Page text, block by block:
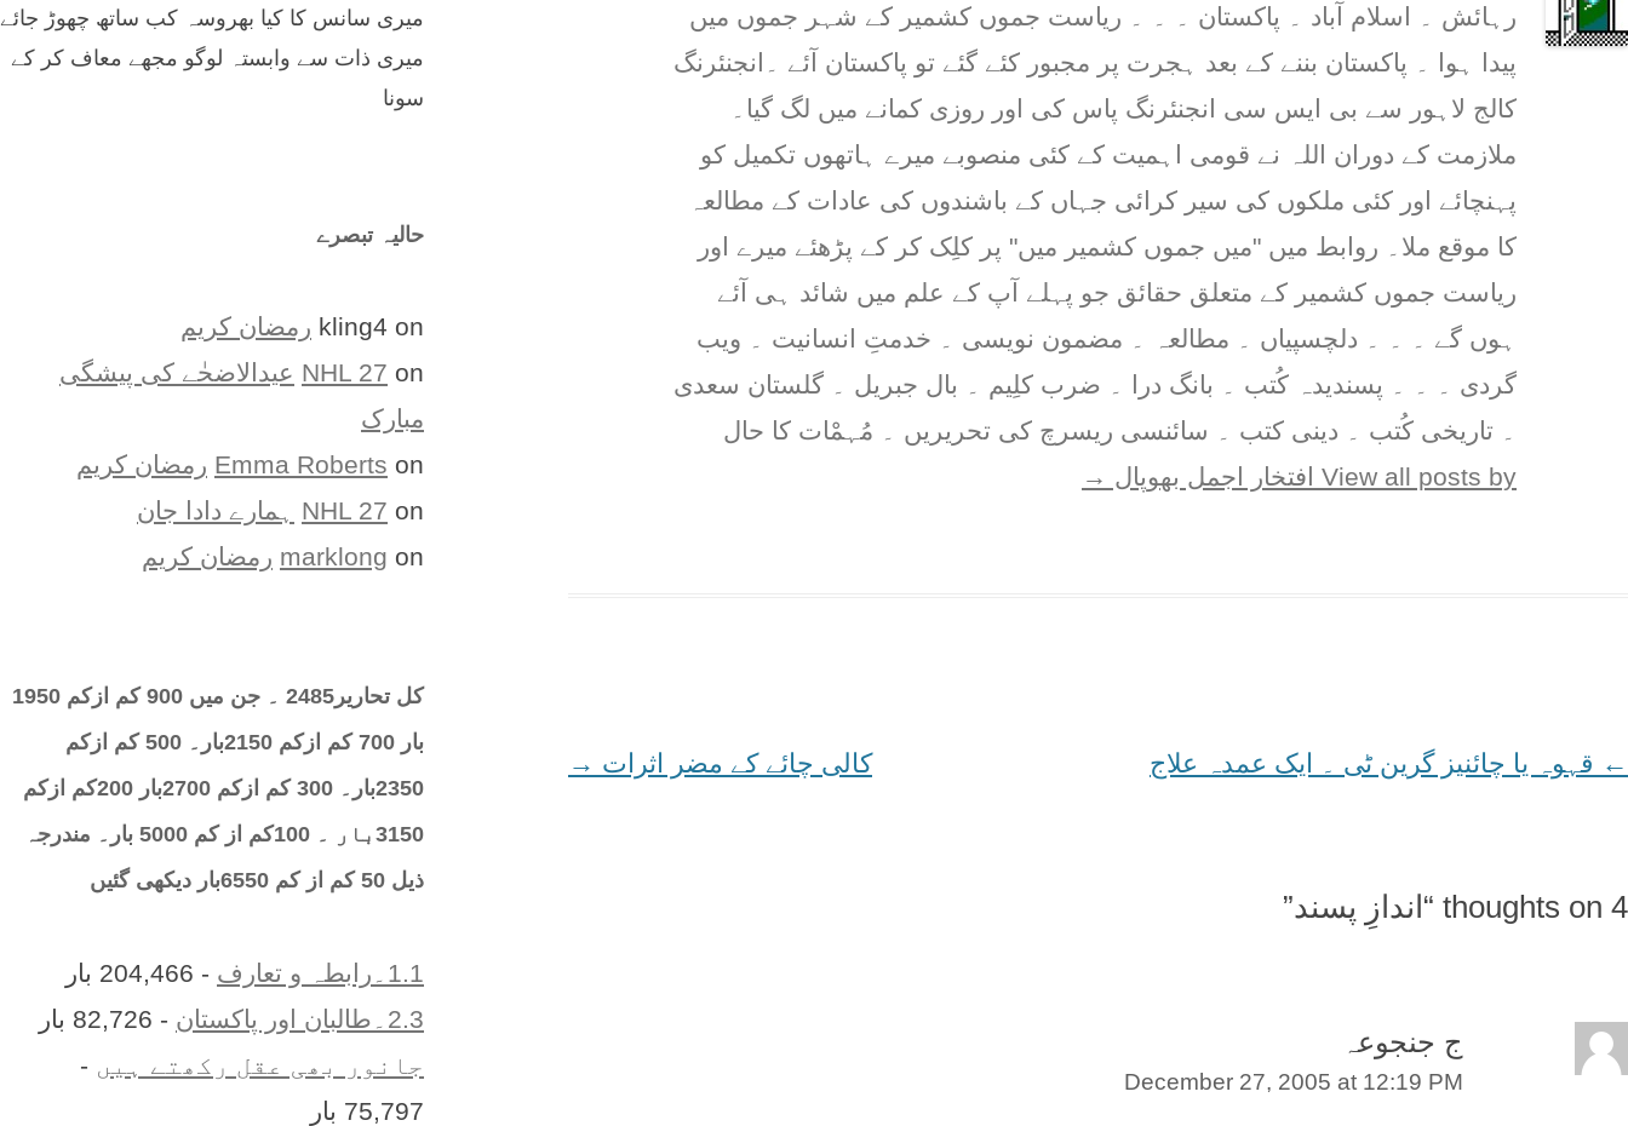
رہائش ۔ اسلام آباد ۔ پاکستان ۔ ۔ ۔ ریاست جموں کشمیر کے شہر جموں میں
پیدا ہوا ۔ پاکستان بننے کے بعد ہجرت پر مجبور کئے گئے تو پاکستان آئے ۔انجنئرنگ
کالج لاہور سے بی ایس سی انجنئرنگ پاس کی اور روزی کمانے میں لگ گیا۔
ملازمت کے دوران اللہ نے قومی اہمیت کے کئی منصوبے میرے ہاتھوں تکمیل کو
پہنچائے اور کئی ملکوں کی سیر کرائی جہاں کے باشندوں کی عادات کے مطالعہ
کا موقع ملا۔ روابط میں "میں جموں کشمیر میں" پر کلِک کر کے پڑھئے میرے اور
ریاست جموں کشمیر کے متعلق حقائق جو پہلے آپ کے علم میں شائد ہی آئے
ہوں گے ۔ ۔ ۔ دلچسپیاں ۔ مطالعہ ۔ مضمون نویسی ۔ خدمتِ انسانیت ۔ ویب
گردی ۔ ۔ ۔ پسندیدہ کُتب ۔ بانگ درا ۔ ضرب کلِیم ۔ بال جبریل ۔ گلستان سعدی
۔ تاریخی کُتب ۔ دینی کتب ۔ سائنسی ریسرچ کی تحریریں ۔ مُہمْات کا حال
View all posts by افتخار اجمل بھوپال
→
Post
← قہوہ یا چائنیز گرین ٹی ۔ ایک عمدہ علاج کالی چائے کے مضر اثرات →
4 thoughts on “ اندازِ پسند”
ج جنجوعہ
December 27, 2005 at 12:19 PM
میری سانس کا کیا بھروسہ کب ساتھ چھوڑ جائے
میری ذات سے وابستہ لوگو مجھے معاف کر کے
سونا
حالیہ تبصرے
kling4 on
رمضان کریم
NHL 27 on
عیدالاضحٰے کی پیشگی
مبارک
Emma Roberts on
رمضان کریم
NHL 27 on
ہمارے دادا جان
marklong on رمضان کریم
کل تحارير2485 ۔ جن میں 900 کم ازکم 1950
بار 700 کم ازکم 2150بار۔ 500 کم ازکم
2350بار۔ 300 کم ازکم 2700بار 200کم ازکم
3150بار ۔ 100کم از کم 5000 بار۔ مندرجہ
ذیل 50 کم از کم 6550بار دیکھی گئیں
1.1۔رابطہ و تعارف
- 204,466 بار
2.3۔طالبان اور پاکستان
- 82,726 بار
جانور بھی عقل رکھتے ہیں
-
75,797 بار